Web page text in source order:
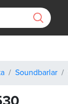
Soundbarlar